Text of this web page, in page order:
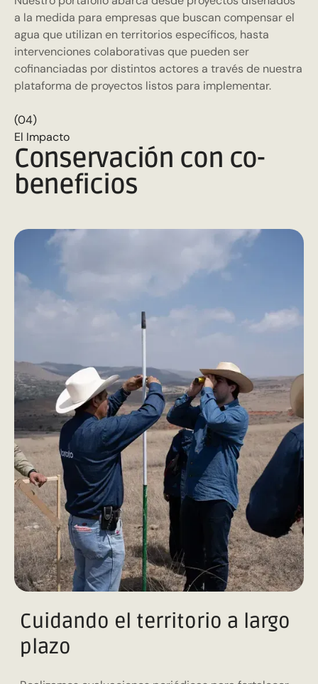
a la medida para empresas que buscan compensar el
agua que utilizan en territorios específicos, hasta
intervenciones colaborativas que pueden ser
cofinanciadas por distintos actores a través de nuestra
plataforma de proyectos listos para implementar.
(04)
El Impacto
Conservación con co-
beneficios
Cuidando el territorio a largo
plazo